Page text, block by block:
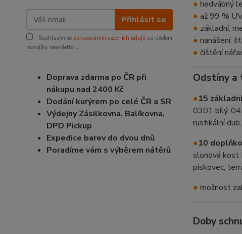
Přihlásit se
Souhlasím se zpracováním osobních údajů za účelem
rozesílky newsletteru.
Doprava zdarma po ČR při
nákupu nad 2400 Kč
Dodání kurýrem po celé ČR a SR
Výdejny Zásilkovna, Balíkovna,
DPD Pickup
Expedice barev do dvou dnů
Poradíme vám s výběrem nátěrů
● hedvábný
● až 99 %
● základní,
● nanášení:
● čištění
Odstíny a
●15
0301 bílý,
rustikální
●10
slonová kost
pískovec,
● možnost
Doby